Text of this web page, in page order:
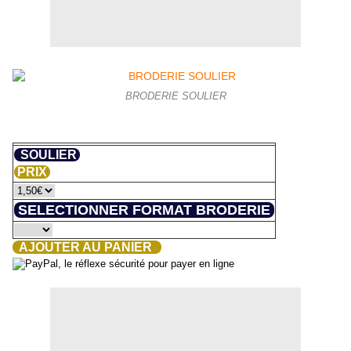
BRODERIE SOULIER
SOULIER
PRIX
SELECTIONNER FORMAT BRODERIE
AJOUTER AU PANIER